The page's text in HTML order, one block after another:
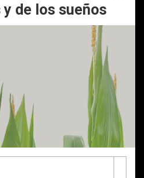
de los sueños